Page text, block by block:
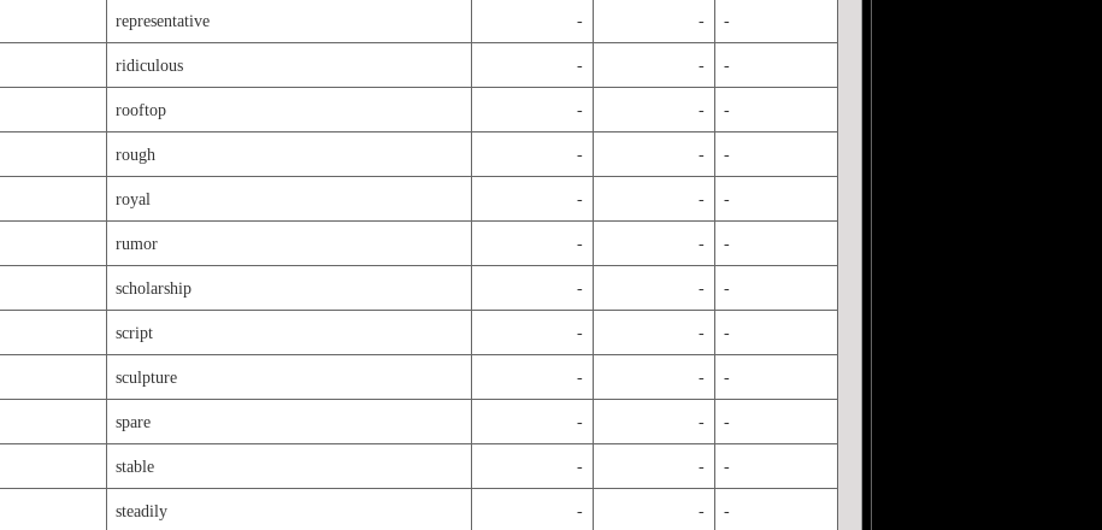
representative - - -
ridiculous - - -
rooftop - - -
rough - - -
royal - - -
rumor - - -
scholarship - - -
script - - -
sculpture - - -
spare - - -
stable - - -
steadily - - -